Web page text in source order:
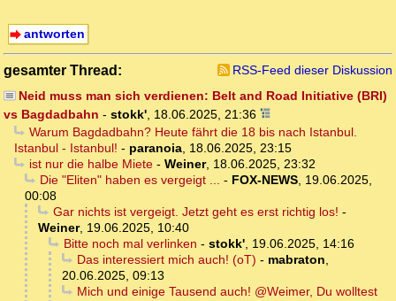
antworten
gesamter Thread:
RSS-Feed dieser Diskussion
Neid muss man sich verdienen: Belt and Road Initiative (BRI)
vs Bagdadbahn - stokk', 18.06.2025, 21:36
Warum Bagdadbahn? Heute fährt die 18 bis nach Istanbul.
Istanbul - Istanbul! - paranoia, 18.06.2025, 23:15
ist nur die halbe Miete- Weiner, 18.06.2025, 23:32
Die "Eliten" haben es vergeigt ... - FOX-NEWS, 19.06.2025,
00:08
Gar nichts ist vergeigt. Jetzt geht es erst richtig los! -
Weiner, 19.06.2025, 10:40
Bitte noch mal verlinken - stokk', 19.06.2025, 14:16
Das interessiert mich auch! (oT) - mabraton,
20.06.2025, 09:13
Mich und einige Tausend auch! @Weimer, Du wolltest